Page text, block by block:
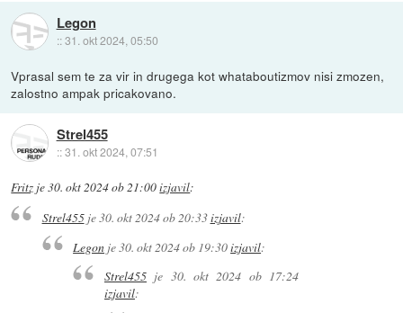
Legon
::31. okt 2024, 05:50
Vprasal sem te za vir in drugega kot whataboutizmov nisi zmozen,
zalostno ampak pricakovano.
Strel455
::31. okt 2024, 07:51
Fritz je30. okt 2024 ob 21:00izjavil:
Strel455je30. okt 2024 ob 20:33izjavil:
Legon je30. okt 2024 ob 19:30izjavil:
Strel455je 30. okt 2024 ob 17:24
izjavil: